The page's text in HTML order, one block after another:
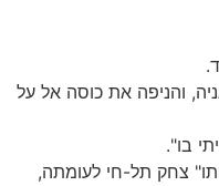
והניפה את כוסה אל על
בו".
צחק תל-חי לעומתה,